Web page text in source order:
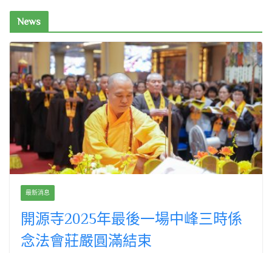
News
最新消息
開源寺2025年最後一場中峰三時係
念法會莊嚴圓滿結束